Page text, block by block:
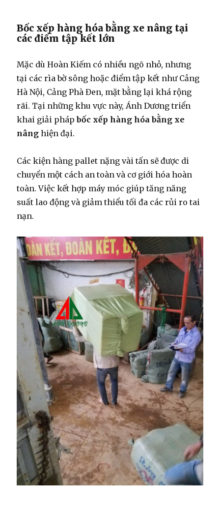
Bốc xếp hàng hóa bằng xe nâng tại
các điểm tập kết lớn
Mặc dù Hoàn Kiếm có nhiều ngõ nhỏ, nhưng
tại các rìa bờ sông hoặc điểm tập kết như Cảng
Hà Nội, Cảng Phà Đen, mặt bằng lại khá rộng
rãi. Tại những khu vực này, Ánh Dương triển
khai giải phápbốc xếp hàng hóa bằng xe
nâng hiện đại.
Các kiện hàng pallet nặng vài tấn sẽ được di
chuyển một cách an toàn và cơ giới hóa hoàn
toàn. Việc kết hợp máy móc giúp tăng năng
suất lao động và giảm thiểu tối đa các rủi ro tai
nạn.